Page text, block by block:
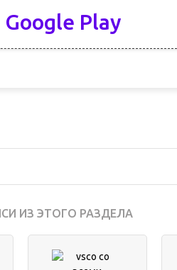
Play
ИЗ ЭТОГО РАЗДЕЛА